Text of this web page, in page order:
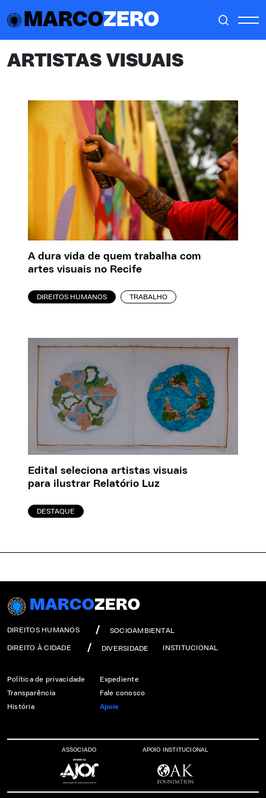
MARCOZERO
ARTISTAS VISUAIS
A dura vida de quem trabalha com
artes visuais no Recife
DIREITOS HUMANOS TRABALHO
Edital seleciona artistas visuais
para ilustrar Relatório Luz
DESTAQUE
MARCOZERO
DIREITOS HUMANOS SOCIOAMBIENTAL
DIREITO À CIDADE DIVERSIDADE INSTITUCIONAL
Política de privacidade
Transparência
História
Expediente
Fale conosco
Apoie
ASSOCIADO APOIO INSTITUCIONAL